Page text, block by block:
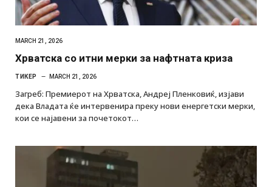
MARCH 21, 2026
Хрватска со итни мерки за нафтната криза
ТИКЕР MARCH 21, 2026
Загреб: Премиерот на Хрватска, Андреј Пленковиќ, изјави
дека Владата ќе интервенира преку нови енергетски мерки,
кои се најавени за почетокот…